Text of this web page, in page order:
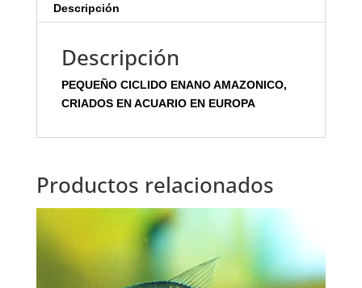
Descripción
Descripción
PEQUEÑO CICLIDO ENANO AMAZONICO,
CRIADOS EN ACUARIO EN EUROPA
Productos relacionados